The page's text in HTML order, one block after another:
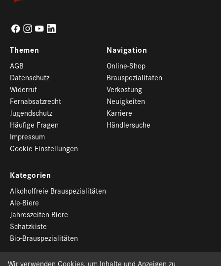
Themen
AGB
Datenschutz
Widerruf
Fernabsatzrecht
Jugendschutz
Häufige Fragen
Impressum
Cookie-Einstellungen
Navigation
Online-Shop
Brauspezialitaten
Verkostung
Neuigkeiten
Karriere
Händlersuche
Kategorien
Alkoholfreie Brauspezialitäten
Ale-Biere
Jahreszeiten-Biere
Schatzkiste
Bio-Brauspezialitäten
Wir verwenden Cookies, um Inhalte und Anzeigen zu